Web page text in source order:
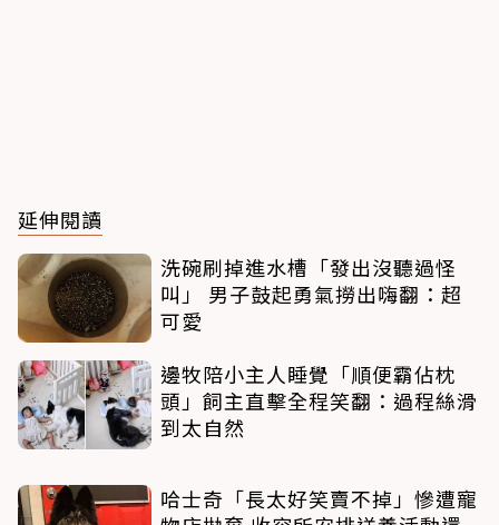
延伸閱讀
洗碗刷掉進水槽「發出沒聽過怪
叫」 男子鼓起勇氣撈出嗨翻：超
可愛
邊牧陪小主人睡覺「順便霸佔枕
頭」飼主直擊全程笑翻：過程絲滑
到太自然
哈士奇「長太好笑賣不掉」慘遭寵